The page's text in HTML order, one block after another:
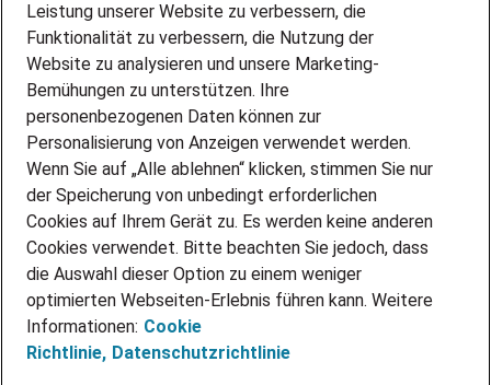
PARTNERSHIP WITH AIRBUS
INITIATIV BEWERBEN
ÜBER UNS
STANDORTE
BLOG
PRESSE
KONTAKT
@Adecco 2026
IMPRESSUM
DATENSCHUTZ
Leistung unserer Website zu verbessern, die
Funktionalität zu verbessern, die Nutzung der
Website zu analysieren und unsere Marketing-
Bemühungen zu unterstützen. Ihre
personenbezogenen Daten können zur
Personalisierung von Anzeigen verwendet werden.
Wenn Sie auf „Alle ablehnen“ klicken, stimmen Sie nur
der Speicherung von unbedingt erforderlichen
Cookies auf Ihrem Gerät zu. Es werden keine anderen
Cookies verwendet. Bitte beachten Sie jedoch, dass
die Auswahl dieser Option zu einem weniger
optimierten Webseiten-Erlebnis führen kann. Weitere
Informationen: Cookie
Richtlinie, Datenschutzrichtlinie